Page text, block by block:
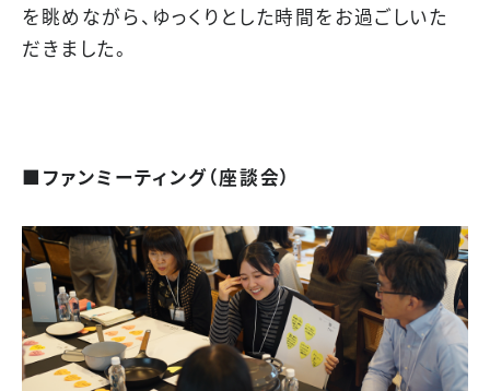
を眺めながら、ゆっくりとした時間をお過ごしいた
だきました。
■ファンミーティング（座談会）